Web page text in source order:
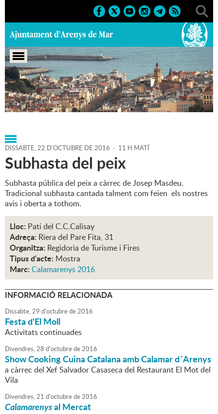
Portada > Agenda > 22-10-
2016 > Marcs > Culturals > 2016 > Calamarenys 2016
DISSABTE,22 D'OCTUBRE DE 2016 - 11 H MATÍ
Subhasta del peix
Subhasta pública del peix a càrrec de Josep Masdeu.
Tradicional subhasta cantada talment com feien els nostres
avis i oberta a tothom.
Lloc: Pati del C.C.Calisay
Adreça: Riera del Pare Fita, 31
Organitza: Regidoria de Turisme i Fires
Tipus d'acte: Mostra
Marc: Calamarenys 2016
INFORMACIÓ RELACIONADA
Dissabte,29 d'octubrede2016
Festa d'El Moll
Activitats continuades
Divendres,28 d'octubrede2016
Show Cooking Cuina Catalana amb Calamar d´Arenys
a càrrec del Xef Salvador Casaseca del Restaurant El Mot del
Vila
Divendres,21 d'octubrede2016
Calamarenysal Mercat